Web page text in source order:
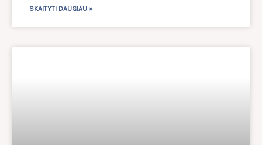
SKAITYTI DAUGIAU »